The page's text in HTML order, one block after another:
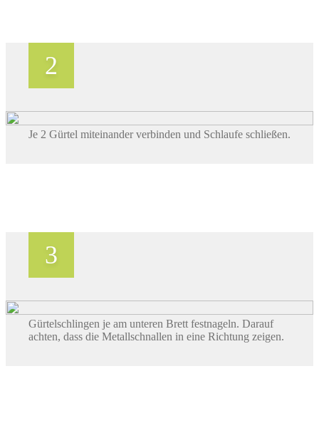
Je 2 Gürtel miteinander verbinden und Schlaufe schließen.
Gürtelschlingen je am unteren Brett festnageln. Darauf
achten, dass die Metallschnallen in eine Richtung zeigen.